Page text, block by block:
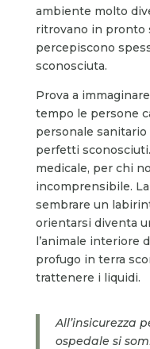
ambiente molto
ritrovano in pronto
percepiscono
sconosciuta.
Prova a
tempo le persone
personale
perfetti
medicale, per chi
incomprensibile.
sembrare un
orientarsi diventa
l’animale interiore
profugo in terra
trattenere i liquidi.
All’insicurezza
ospedale si